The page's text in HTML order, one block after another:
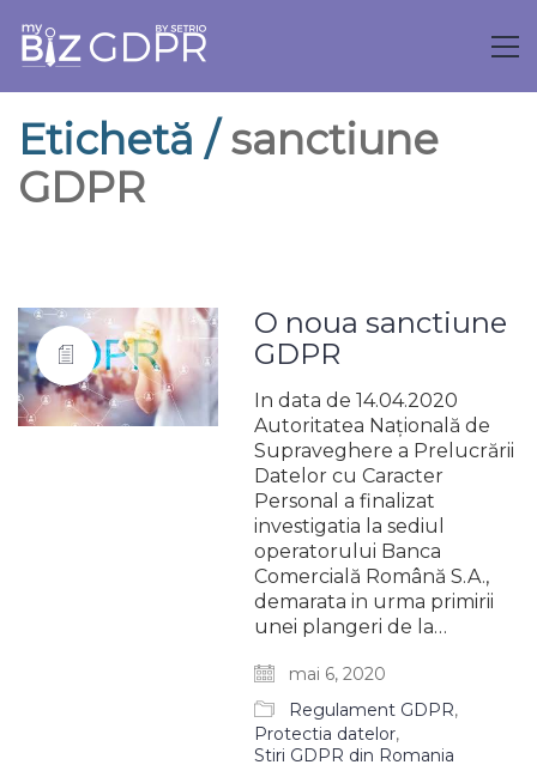
Etichetă /sanctiune
GDPR
O noua sanctiune
GDPR
In data de 14.04.2020
Autoritatea Naţională de
Supraveghere a Prelucrării
Datelor cu Caracter
Personal a finalizat
investigatia la sediul
operatorului Banca
Comercială Română S.A.,
demarata in urma primirii
unei plangeri de la…
mai 6, 2020
Regulament GDPR,
Protectia datelor,
Stiri GDPR din Romania